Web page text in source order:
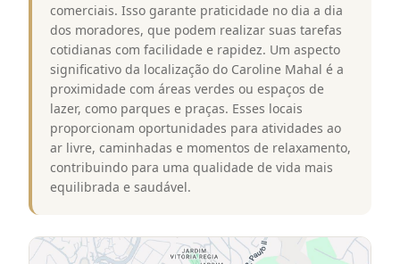
comerciais. Isso garante praticidade no dia a dia
dos moradores, que podem realizar suas tarefas
cotidianas com facilidade e rapidez. Um aspecto
significativo da localização do Caroline Mahal é a
proximidade com áreas verdes ou espaços de
lazer, como parques e praças. Esses locais
proporcionam oportunidades para atividades ao
ar livre, caminhadas e momentos de relaxamento,
contribuindo para uma qualidade de vida mais
equilibrada e saudável.